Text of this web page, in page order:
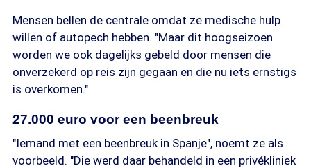
Mensen bellen de centrale omdat ze medische hulp
willen of autopech hebben. "Maar dit hoogseizoen
worden we ook dagelijks gebeld door mensen die
onverzekerd op reis zijn gegaan en die nu iets ernstigs
is overkomen."
27.000 euro voor een beenbreuk
"Iemand met een beenbreuk in Spanje", noemt ze als
voorbeeld. "Die werd daar behandeld in een privékliniek